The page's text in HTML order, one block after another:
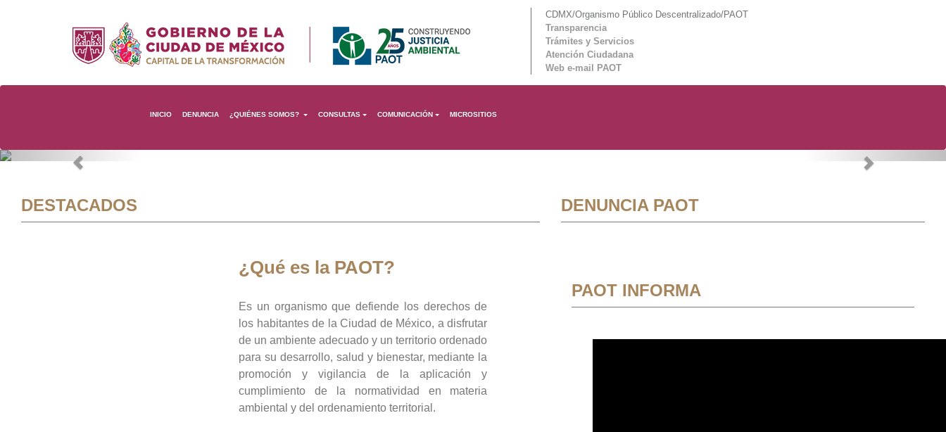
CDMX/Organismo Público Descentralizado/PAOT
Transparencia
Trámites y Servicios
Atención Ciudadana
Web e-mail PAOT
INICIO DENUNCIA ¿QUIÉNES SOMOS? CONSULTAS COMUNICACIÓN MICROSITIOS
Previous Next
DESTACADOS
¿Qué es la PAOT?
Es un organismo que defiende los derechos de
los habitantes de la Ciudad de México, a disfrutar
de un ambiente adecuado y un territorio ordenado
para su desarrollo, salud y bienestar, mediante la
promoción y vigilancia de la aplicación y
cumplimiento de la normatividad en materia
ambiental y del ordenamiento territorial.
DENUNCIA PAOT
PAOT INFORMA